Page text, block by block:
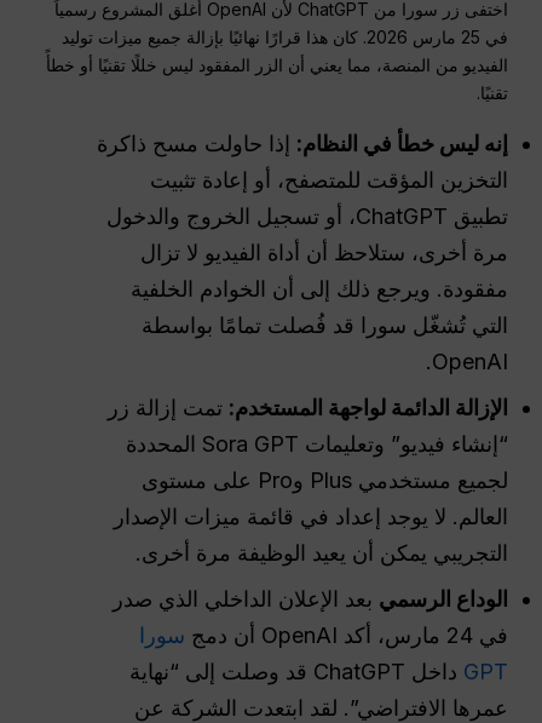
اختفى زر سورا من ChatGPT لأن OpenAI أغلق المشروع رسمياً
في 25 مارس 2026. كان هذا قرارًا نهائيًا بإزالة جميع ميزات توليد
الفيديو من المنصة، مما يعني أن الزر المفقود ليس خللًا تقنيًا أو خطأً
تقنيًا.
إنه ليس خطأ في النظام: إذا حاولت مسح ذاكرة
التخزين المؤقت للمتصفح، أو إعادة تثبيت
تطبيق ChatGPT، أو تسجيل الخروج والدخول
مرة أخرى، ستلاحظ أن أداة الفيديو لا تزال
مفقودة. ويرجع ذلك إلى أن الخوادم الخلفية
التي تُشغّل سورا قد فُصلت تمامًا بواسطة
OpenAI.
الإزالة الدائمة لواجهة المستخدم: تمت إزالة زر
“إنشاء فيديو” وتعليمات Sora GPT المحددة
لجميع مستخدمي Plus وPro على مستوى
العالم. لا يوجد إعداد في قائمة ميزات الإصدار
التجريبي يمكن أن يعيد الوظيفة مرة أخرى.
الوداع الرسمي بعد الإعلان الداخلي الذي صدر
في 24 مارس، أكد OpenAI أن دمج
سورا
GPT
داخل ChatGPT قد وصلت إلى “نهاية
عمرها الافتراضي”. لقد ابتعدت الشركة عن